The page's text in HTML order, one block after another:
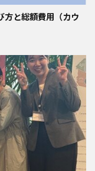
方と総額費用（カウ